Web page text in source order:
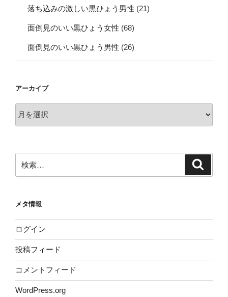
落ち込みの激しい黒ひょう男性 (21)
面倒見のいい黒ひょう女性 (68)
面倒見のいい黒ひょう男性 (26)
アーカイブ
ー
索:
メタ情報
ログイン
投稿フィード
コメントフィード
WordPress.org